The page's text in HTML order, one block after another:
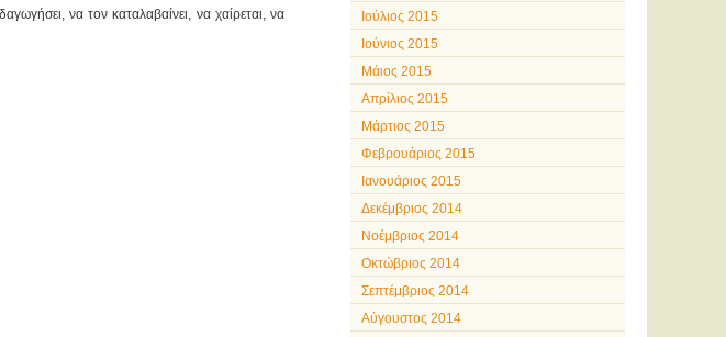
να τον καταλαβαίνει, να χαίρεται, να
Ιούλιος 2015
Ιούνιος 2015
Μάιος 2015
Απρίλιος 2015
Μάρτιος 2015
Φεβρουάριος 2015
Ιανουάριος 2015
Δεκέμβριος 2014
Νοέμβριος 2014
Οκτώβριος 2014
Σεπτέμβριος 2014
Αύγουστος 2014